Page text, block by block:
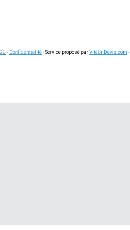
- Confidentialité- Service proposé parViteUnDevis.com -